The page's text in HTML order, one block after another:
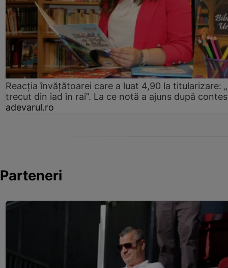
Reacția învățătoarei care a luat 4,90 la titularizare:
trecut din iad în rai”. La ce notă a ajuns după
adevarul.ro
Parteneri